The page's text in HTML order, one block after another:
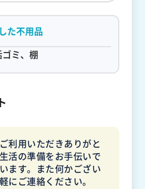
た不用品
ゴミ、棚
利用いただきありがと
活の準備をお手伝いで
ます。また何かござい
にご連絡ください。